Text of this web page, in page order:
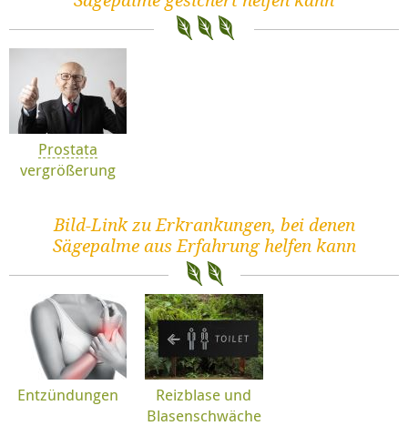
Prostata
vergrößerung
Bild-Link zu Erkrankungen, bei denen
Sägepalme aus Erfahrung helfen kann
Entzündungen
Reizblase und
Blasenschwäche